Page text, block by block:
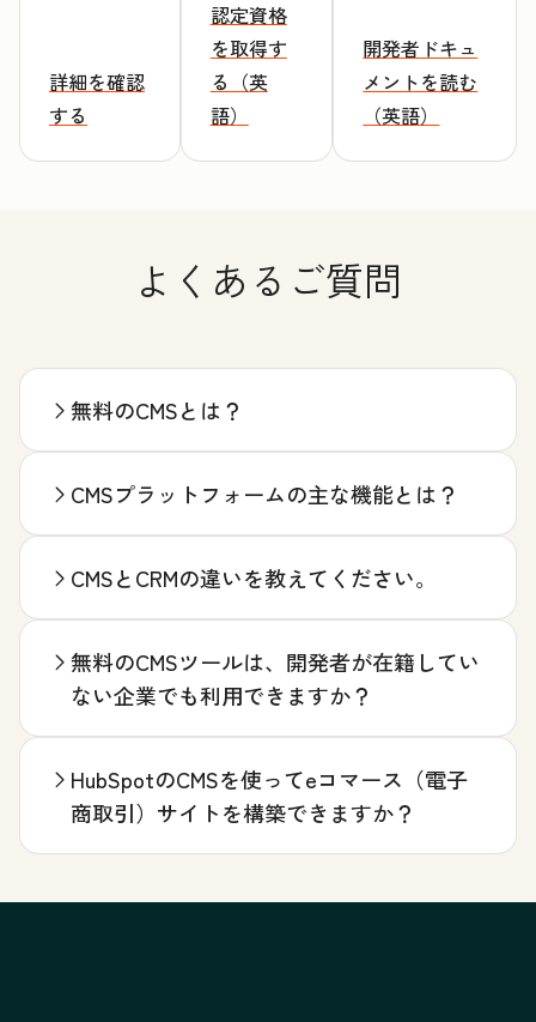
詳細を確認
する
認定資格
を取得す
る（英
語）
開発者ドキュ
メントを読む
（英語）
よくあるご質問
無料のCMSとは？
CMSプラットフォームの主な機能とは？
CMSとCRMの違いを教えてください。
無料のCMSツールは、開発者が在籍してい
ない企業でも利用できますか？
HubSpotのCMSを使ってeコマース（電子
商取引）サイトを構築できますか？